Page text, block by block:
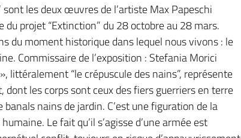
les deux œuvres de l’artiste Max Papeschi
projet “Extinction” du 28 octobre au 28 mars.
du moment historique dans lequel nous vivons : le
Commissaire de l’exposition : Stefania Morici
“le crépuscule des nains”, représente
les corps sont ceux des fiers guerriers en terre
nains de jardin. C’est une figuration de la
Le fait qu’il s’agisse d’une armée est